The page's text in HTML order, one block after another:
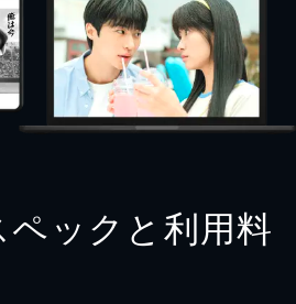
ックと利用料